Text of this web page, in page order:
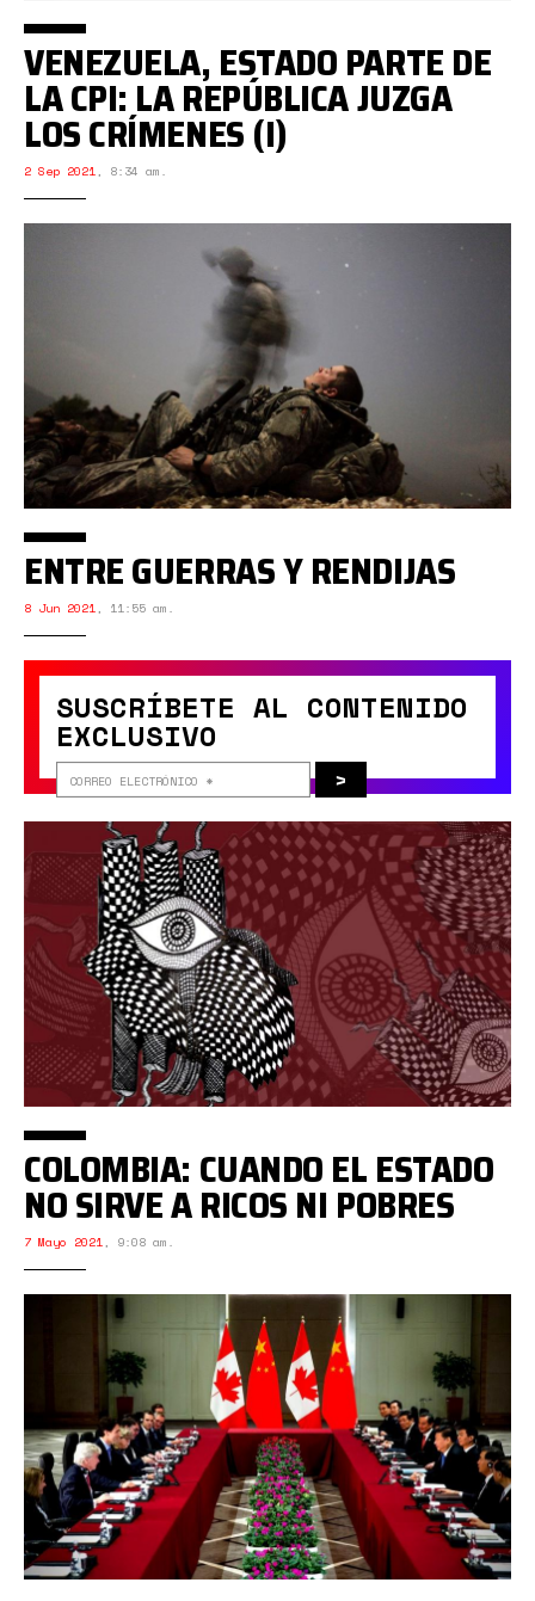
VENEZUELA, ESTADO PARTE DE
LA CPI: LA REPÚBLICA JUZGA
LOS CRÍMENES (I)
2 Sep 2021, 8:34 am.
SUSCRÍBETE AL CONTENIDO
EXCLUSIVO
>
ENTRE GUERRAS Y RENDIJAS
8 Jun 2021, 11:55 am.
COLOMBIA: CUANDO EL ESTADO
NO SIRVE A RICOS NI POBRES
7 Mayo 2021, 9:08 am.